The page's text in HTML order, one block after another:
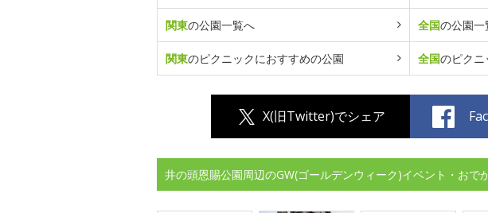
関東の公園一覧へ 全国の公園一
関東のピクニックにおすすめの公園 全国のピクニ
X(旧Twitter)でシェア
井の頭恩賜公園周辺のGW(ゴールデンウィーク)イベント・おで